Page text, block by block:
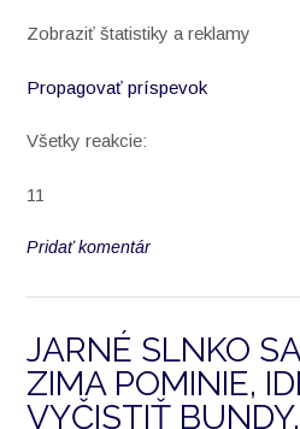
Zobraziť štatistiky a reklamy
Propagovať príspevok
Všetky reakcie:
11
Pridať komentár
JARNÉ SLNKO
ZIMA POMINIE,
VYČISTIŤ